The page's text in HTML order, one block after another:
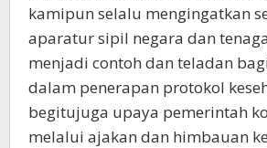
kamipun selalu mengingatkan
aparatur sipil negara dan
menjadi contoh dan teladan
dalam penerapan protokol
begitujuga upaya pemerintah
melalui ajakan dan himbauan